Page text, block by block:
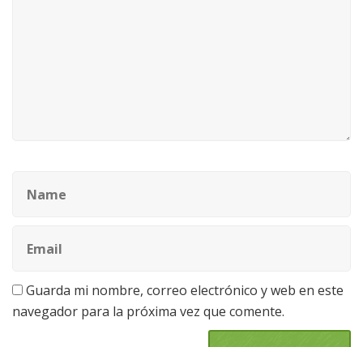
Guarda mi nombre, correo electrónico y web en este
navegador para la próxima vez que comente.